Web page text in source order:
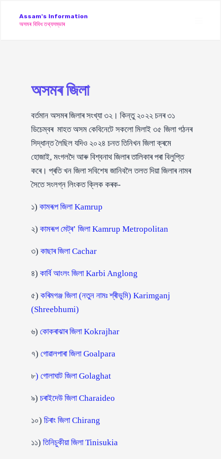
Assam's Information
অসমৰ বিবিধ তথ্যসম্ভাৰ
অসমৰ জিলা
বৰ্তমান অসমৰ জিলাৰ সংখ্যা ৩২। কিন্তু ২০২২ চনৰ ৩১
ডিচেম্বৰ মাহত অসম কেবিনেটে সকলো মিলাই ৩৫ জিলা গঠনৰ
সিদ্ধান্ত লৈছিল যদিও ২০২৪ চনত তিনিখন জিলা ক্ৰমে
হোজাই, মংগলদৈ আৰু বিশ্বনাথ জিলাৰ তালিকাৰ পৰা বিলুপ্তি
কৰে। প্ৰতি খন জিলা সবিশেষ জানিবলৈ তলত দিয়া জিলাৰ নামৰ
সৈতে সংলগ্ন লিংকত ক্লিক কৰক-
১)কামৰূপ জিলা Kamrup
২)কামৰূপ মেট্ৰ’ জিলা Kamrup Metropolitan
৩)কাছাৰ জিলা Cachar
৪)কাৰ্বি আংলং জিলা Karbi Anglong
৫)কৰিমগঞ্জ জিলা (নতুন নামঃ শ্ৰীভুমি) Karimganj
(Shreebhumi)
৬)কোকৰাঝাৰ জিলা Kokrajhar
৭)গোৱালপাৰা জিলা Goalpara
৮) গোলাঘাট জিলা Golaghat
৯)চৰাইদেউ জিলা Charaideo
১০) চিৰাং জিলা Chirang
১১)তিনিচুকীয়া জিলা Tinisukia